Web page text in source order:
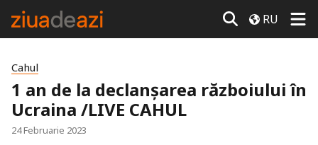
RU
Cahul
1 an de la declanșarea războiului în
Ucraina /LIVE CAHUL
24 Februarie 2023